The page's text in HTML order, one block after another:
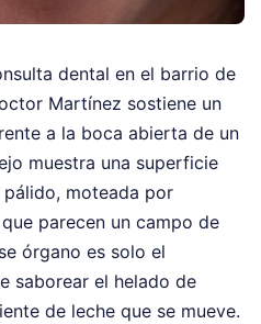
dental en el barrio de
Martínez sostiene un
a la boca abierta de un
muestra una superficie
moteada por
parecen un campo de
órgano es solo el
saborear el helado de
de leche que se mueve.